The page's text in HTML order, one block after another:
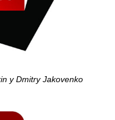
y Dmitry Jakovenko